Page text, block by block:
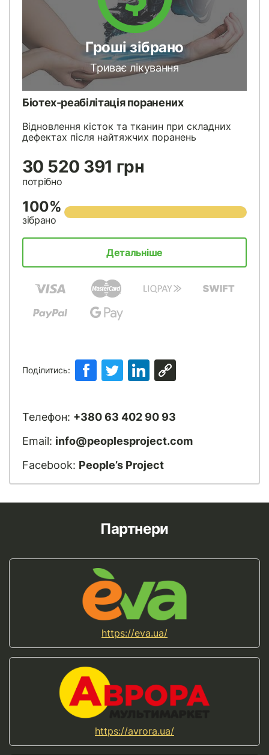
Гроші зібрано
Триває лікування
Біотех-реабілітація поранених
Відновлення кісток та тканин при складних
дефектах після найтяжчих поранень
30 520 391 грн
потрібно
100%
зібрано
Детальніше
Поділитись:
Телефон: +380 63 402 90 93
Email: info@peoplesproject.com
Facebook: People’s Project
Партнери
https://eva.ua/
https://avrora.ua/